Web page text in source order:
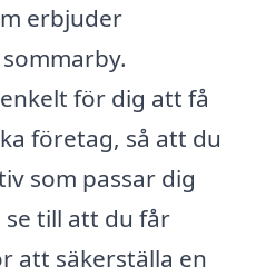
erbjuder
för dig att få
företag, så att du
som passar dig
se till att du får
att säkerställa en